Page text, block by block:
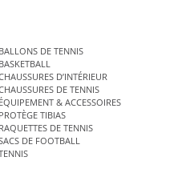
BALLONS DE TENNIS
BASKETBALL
D’INTÉRIEUR
DE TENNIS
TENNIS
ÉQUIPEMENT & ACCESSOIRES
PROTÈGE TIBIAS
RAQUETTES DE TENNIS
DE FOOTBALL